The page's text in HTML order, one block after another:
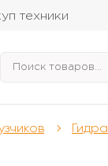
техники